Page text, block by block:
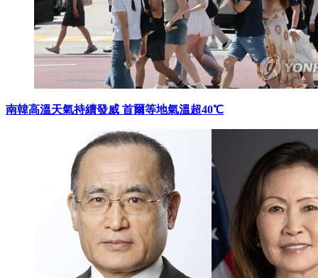
南韓高溫天氣持續發威 首爾等地氣溫超40℃